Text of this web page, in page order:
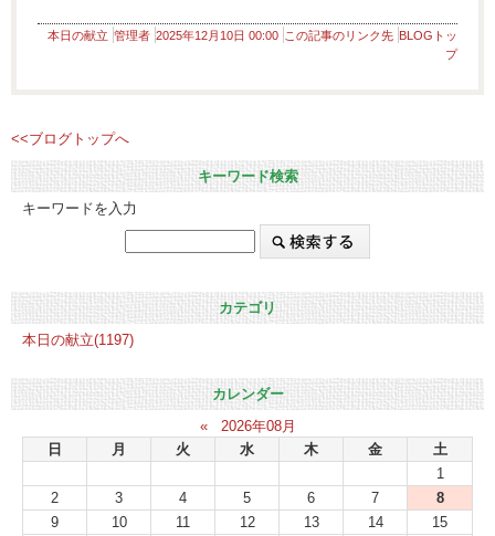
本日の献立 管理者 2025年12月10日 00:00 この記事のリンク先 BLOGトッ
プ
<<ブログトップへ
キーワード検索
キーワードを入力
カテゴリ
本日の献立(1197)
カレンダー
«
2026年08月
日
月 火 水 木 金
土
1
2
3 4 5 6 7
8
9
10 11 12 13 14
15